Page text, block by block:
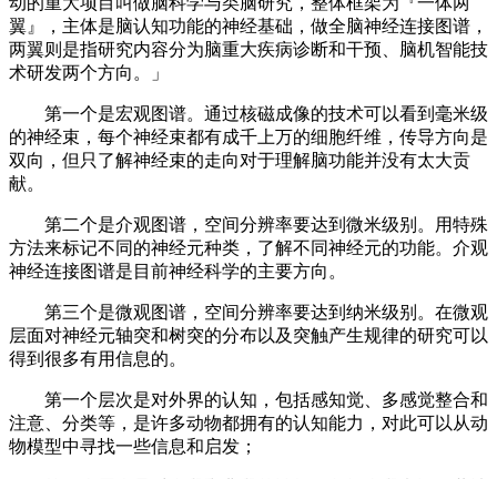
翼』，主体是脑认知功能的神经基础，做全脑神经连接图谱，
两翼则是指研究内容分为脑重大疾病诊断和干预、脑机智能技
术研发两个方向。」
第一个是宏观图谱。通过核磁成像的技术可以看到毫米级
的神经束，每个神经束都有成千上万的细胞纤维，传导方向是
双向，但只了解神经束的走向对于理解脑功能并没有太大贡
献。
第二个是介观图谱，空间分辨率要达到微米级别。用特殊
方法来标记不同的神经元种类，了解不同神经元的功能。介观
神经连接图谱是目前神经科学的主要方向。
第三个是微观图谱，空间分辨率要达到纳米级别。在微观
层面对神经元轴突和树突的分布以及突触产生规律的研究可以
得到很多有用信息的。
第一个层次是对外界的认知，包括感知觉、多感觉整合和
注意、分类等，是许多动物都拥有的认知能力，对此可以从动
物模型中寻找一些信息和启发；